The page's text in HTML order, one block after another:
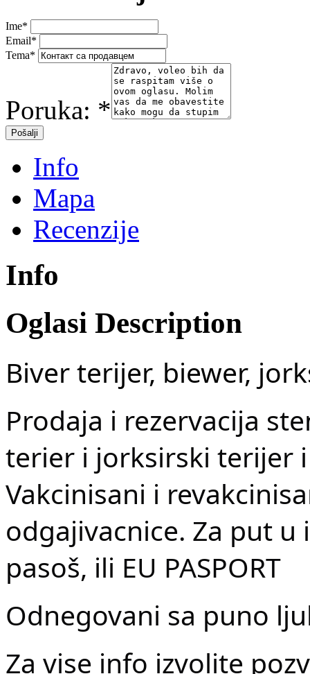
Ime*
Email*
Tema*
Poruka: *
Info
Mapa
Recenzije
Info
Oglasi Description
Biver terijer, biewer,
Prodaja i rezervacija
terier i jorksirski terijer
Vakcinisani i
odgajivacnice. Za put
pasoš, ili EU PASPORT
Odnegovani sa puno
Za vise info izvolite